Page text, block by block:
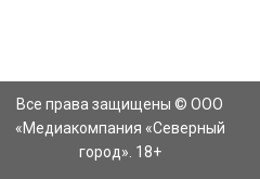
Все права защищены © ООО
«Медиакомпания «Северный
город». 18+